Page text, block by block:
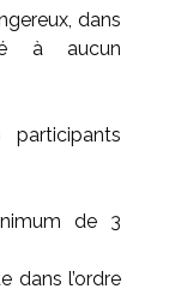
dans
à aucun
participants
de 3
l’ordre